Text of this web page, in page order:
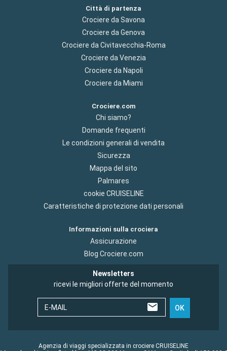
Città di partenza
Crociere da Savona
Crociere da Genova
Crociere da Civitavecchia-Roma
Crociere da Venezia
Crociere da Napoli
Crociere da Miami
Crociere.com
Chi siamo?
Domande frequenti
Le condizioni generali di vendita
Sicurezza
Mappa del sito
Palmares
cookie CRUISELINE
Caratteristiche di protezione dati personali
Informazioni sulla crociera
Assicurazione
Blog Crociere.com
Newsletters
ricevi le migliori offerte del momento
E-MAIL OK
Agenzia di viaggi specializzata in crociere CRUISELINE